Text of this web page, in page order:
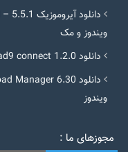
ویندوز و مک
دانلود quad9 connect 1.2.0 دی ان اس کواد ناین برای اندروید
ویندوز
مجوزهای ما :